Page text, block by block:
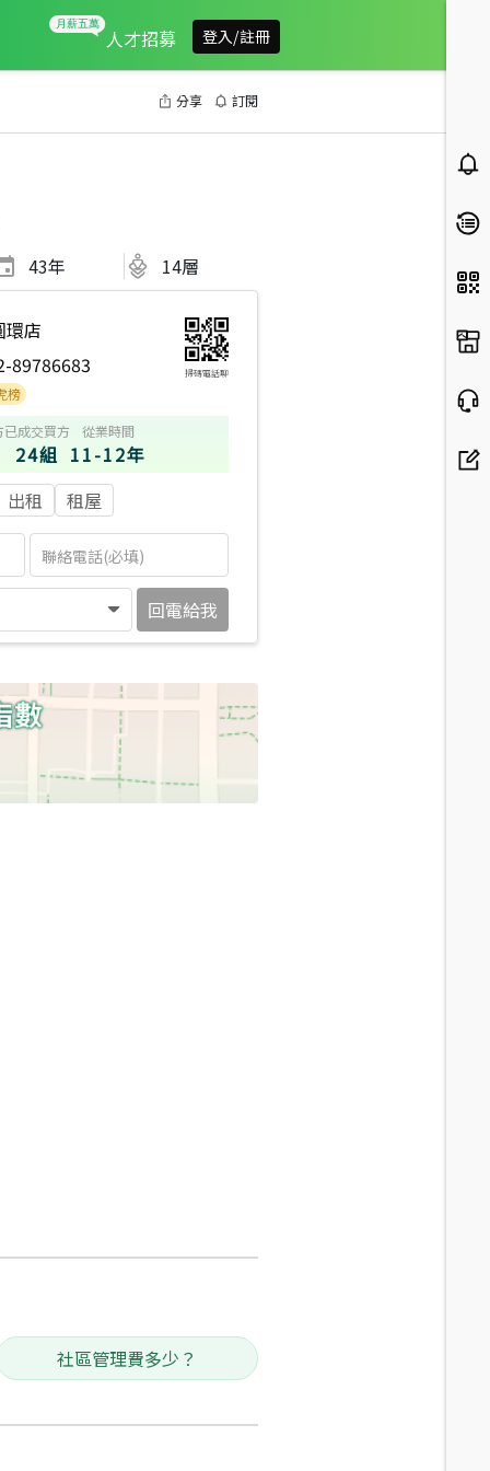
人才招募 登入/註冊
分享 訂閱
43年 14層
環店
89786683 掃碼電話聊
已成交買方
24組
從業時間
11-12年
出租 租屋
回電給我
社區管理費多少？